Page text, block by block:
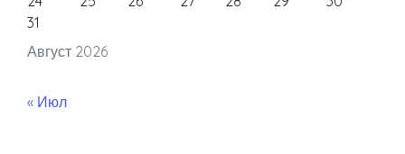
Август 2026
31
« Июл